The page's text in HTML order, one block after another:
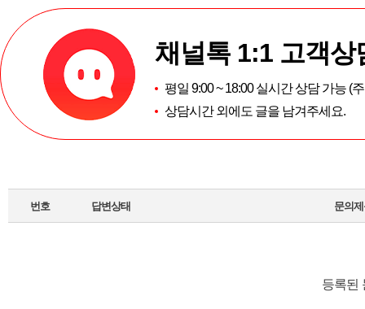
채널톡 1:1 고객상
평일 9:00 ~ 18:00 실시간 상담 가능 (
상담시간 외에도 글을 남겨주세요.
번호 답변상태 문의
등록된